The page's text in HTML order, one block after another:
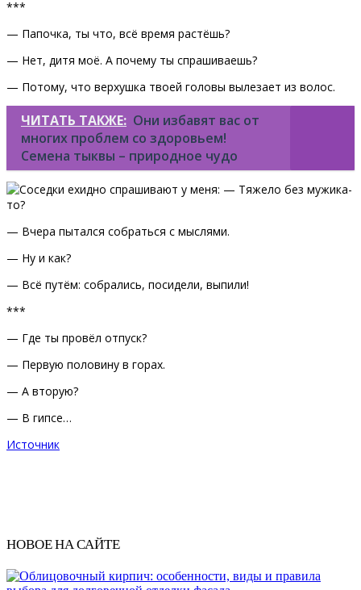
***
— Папочка, ты что, всё время растёшь?
— Нет, дитя моё. А почему ты спрашиваешь?
— Потому, что верхушка твоей головы вылезает из волос.
ЧИТАТЬ ТАКЖЕ: Они избавят вас от
многих проблем со здоровьем!
Семена тыквы – природное чудо
— Вчера пытался собраться с мыслями.
— Ну и как?
— Всё путём: собрались, посидели, выпили!
***
— Где ты провёл отпуск?
— Первую половину в горах.
— А вторую?
— В гипсе…
Источник
НОВОЕ НА САЙТЕ